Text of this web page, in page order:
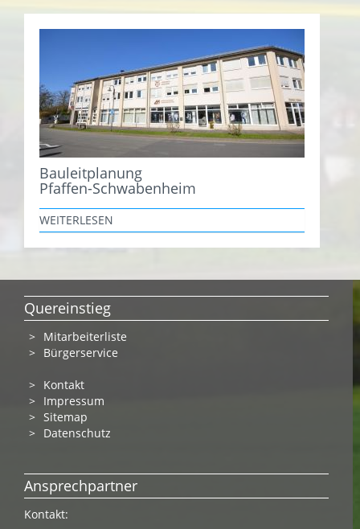
Bauleitplanung
Pfaffen-Schwabenheim
WEITERLESEN
Quereinstieg
Mitarbeiterliste
Bürgerservice
Kontakt
Impressum
Sitemap
Datenschutz
Ansprechpartner
Kontakt: